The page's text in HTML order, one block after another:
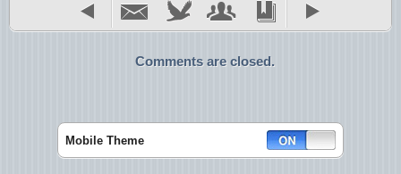
Comments are closed.
Mobile Theme